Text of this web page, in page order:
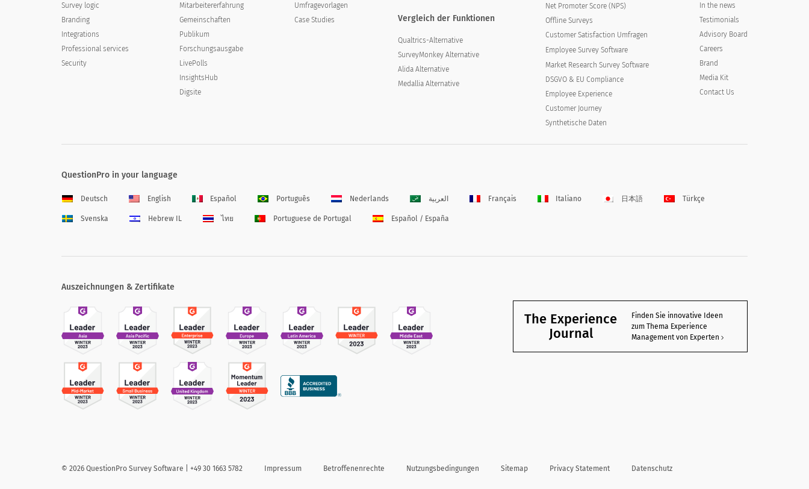
Survey logic
Branding
Integrations
Professional services
Security
Mitarbeitererfahrung
Gemeinschaften
Publikum
Forschungsausgabe
LivePolls
InsightsHub
Digsite
Umfragevorlagen
Case Studies
Vergleich der Funktionen
Qualtrics-Alternative
SurveyMonkey Alternative
Alida Alternative
Medallia Alternative
Net Promoter Score (NPS)
Offline Surveys
Customer Satisfaction Umfragen
Employee Survey Software
Market Research Survey Software
DSGVO & EU Compliance
Employee Experience
Customer Journey
Synthetische Daten
In the news
Testimonials
Advisory Board
Careers
Brand
Media Kit
Contact Us
QuestionPro in your language
Deutsch English Español Português Nederlands العربية Français Italiano 日本語 Türkçe
Svenska Hebrew IL ไทย Portuguese de Portugal Español / España
Auszeichnungen & Zertifikate
The Experience
Journal
Finden Sie innovative Ideen
zum Thema Experience
Management von Experten
© 2026 QuestionPro Survey Software | +49 30 1663 5782 Impressum Betroffenenrechte Nutzungsbedingungen Sitemap Privacy Statement Datenschutz